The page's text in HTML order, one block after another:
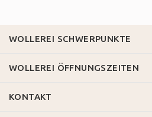
WOLLEREI SCHWERPUNKTE
WOLLEREI ÖFFNUNGSZEITEN
KONTAKT